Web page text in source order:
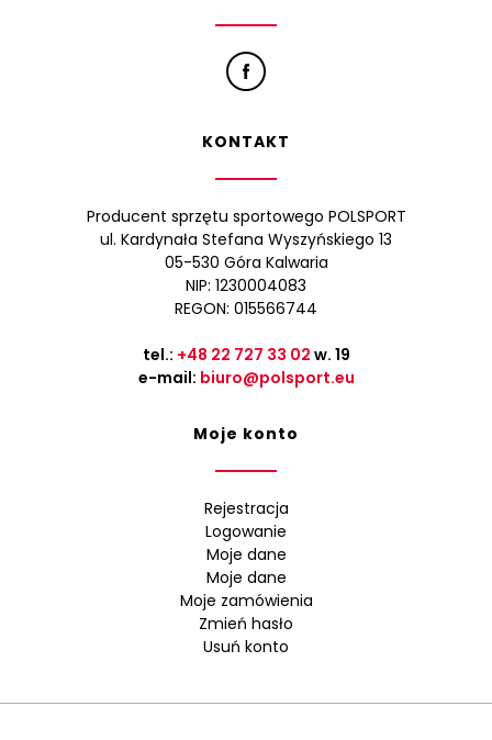
KONTAKT
Producent sprzętu sportowego POLSPORT
ul. Kardynała Stefana Wyszyńskiego 13
05-530 Góra Kalwaria
NIP: 1230004083
REGON: 015566744
tel.: +48 22 727 33 02 w. 19
e-mail: biuro@polsport.eu
Moje konto
Rejestracja
Logowanie
Moje dane
Moje dane
Moje zamówienia
Zmień hasło
Usuń konto